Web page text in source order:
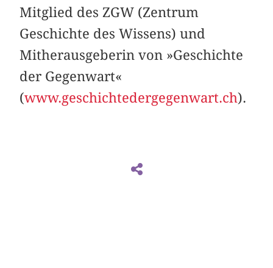
Mitglied des ZGW (Zentrum
Geschichte des Wissens) und
Mitherausgeberin von »Geschichte
der Gegenwart«
(www.geschichtedergegenwart.ch).